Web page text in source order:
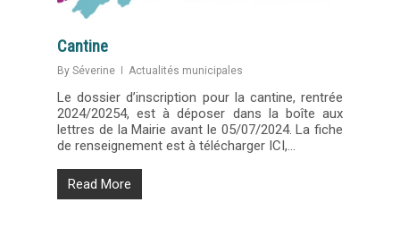
Cantine
By Séverine Actualités municipales
Le dossier d’inscription pour la cantine, rentrée
2024/20254, est à déposer dans la boîte aux
lettres de la Mairie avant le 05/07/2024. La fiche
de renseignement est à télécharger ICI,…
Read More